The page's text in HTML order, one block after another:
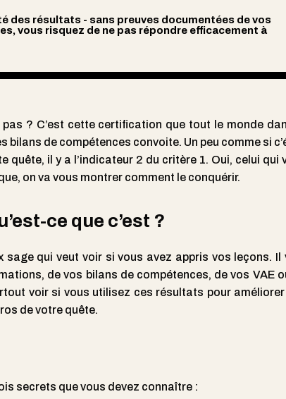
des résultats - sans preuves documentées de vos
vous risquez de ne pas répondre efficacement à
? C’est cette certification que tout le monde
de compétences convoite. Un peu comme si
quête, il y a l’indicateur 2 du critère 1. Oui, celui qui
on va vous montrer comment le conquérir.
ce que c’est ?
sage qui veut voir si vous avez appris vos leçons. Il
de vos bilans de compétences, de vos VAE
voir si vous utilisez ces résultats pour
de votre quête.
secrets que vous devez connaître :